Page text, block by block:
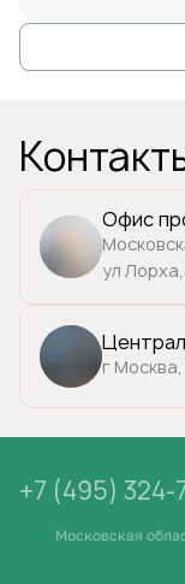
Офис
ул Лорха,
г
+7 (495) 324-
Московская